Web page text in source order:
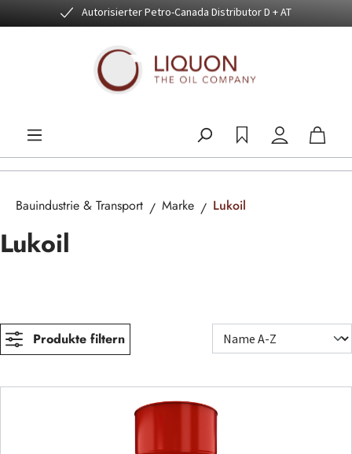
Zum Hauptinhalt springenAutorisierter Petro-Canada Distributor D + AT
Bauindustrie & Transport Marke Lukoil
Lukoil
Produkte filtern